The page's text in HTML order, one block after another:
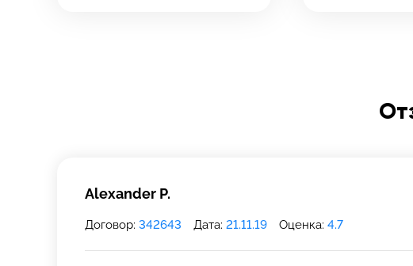
Alexander P.
Договор: 342643 Дата: 21.11.19 Оценка: 4.7